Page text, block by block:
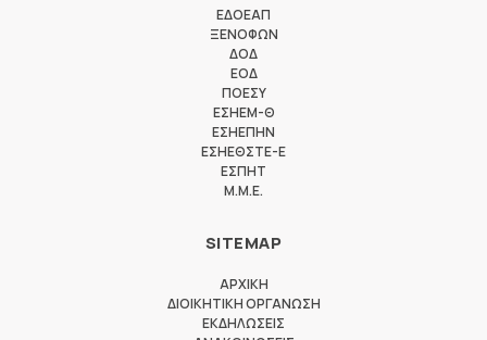
ΕΔΟΕΑΠ
ΞΕΝΟΦΩΝ
ΔΟΔ
ΕΟΔ
ΠΟΕΣΥ
ΕΣΗΕΜ-Θ
ΕΣΗΕΠΗΝ
ΕΣΗΕΘΣΤΕ-Ε
ΕΣΠΗΤ
M.M.E.
SITEMAP
ΑΡΧΙΚΗ
ΔΙΟΙΚΗΤΙΚΗ ΟΡΓΑΝΩΣΗ
ΕΚΔΗΛΩΣΕΙΣ